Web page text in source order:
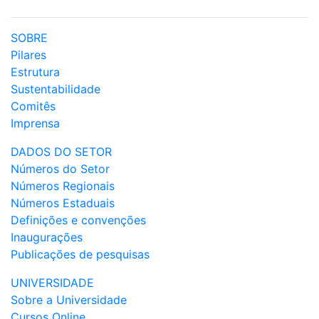
SOBRE
Pilares
Estrutura
Sustentabilidade
Comitês
Imprensa
DADOS DO SETOR
Números do Setor
Números Regionais
Números Estaduais
Definições e convenções
Inaugurações
Publicações de pesquisas
UNIVERSIDADE
Sobre a Universidade